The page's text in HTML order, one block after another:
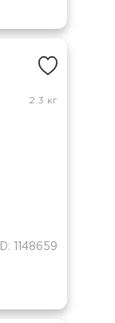
2.3 кг
ID: 1148659